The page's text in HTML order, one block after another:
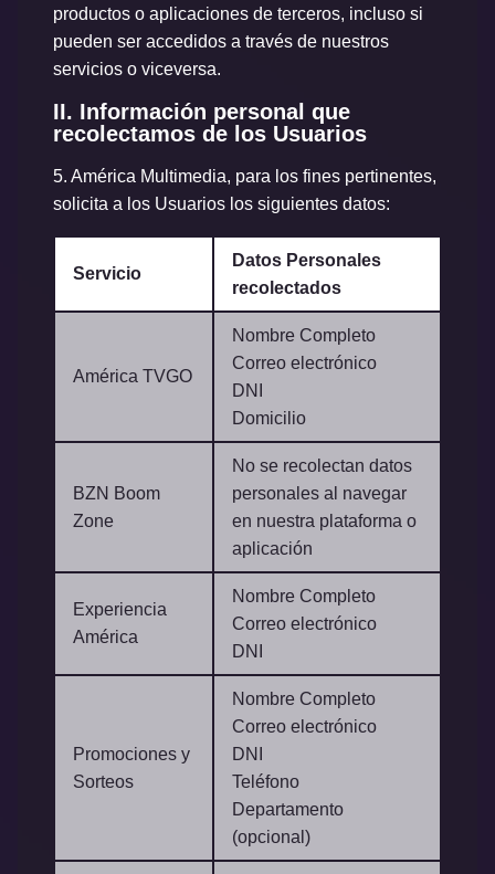
productos o aplicaciones de terceros, incluso si
pueden ser accedidos a través de nuestros
servicios o viceversa.
II. Información personal que
recolectamos de los Usuarios
5. América Multimedia, para los fines pertinentes,
solicita a los Usuarios los siguientes datos:
Servicio
Datos Personales
recolectados
América TVGO
Nombre Completo
Correo electrónico
DNI
Domicilio
BZN Boom
Zone
No se recolectan datos
personales al navegar
en nuestra plataforma o
aplicación
Experiencia
América
Nombre Completo
Correo electrónico
DNI
Promociones y
Sorteos
Nombre Completo
Correo electrónico
DNI
Teléfono
Departamento
(opcional)